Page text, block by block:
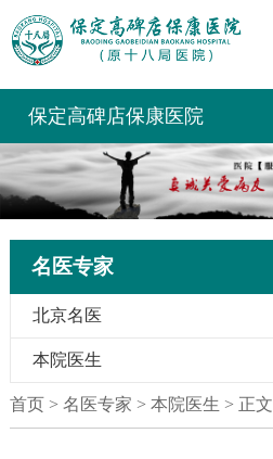
保定高碑店保康医院
名医专家
北京名医
本院医生
首页> 名医专家 > 本院医生 > 正文